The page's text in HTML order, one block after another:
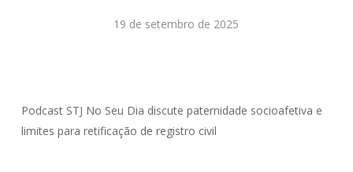
19 de setembro de 2025
Podcast STJ No Seu Dia discute paternidade socioafetiva e
limites para retificação de registro civil